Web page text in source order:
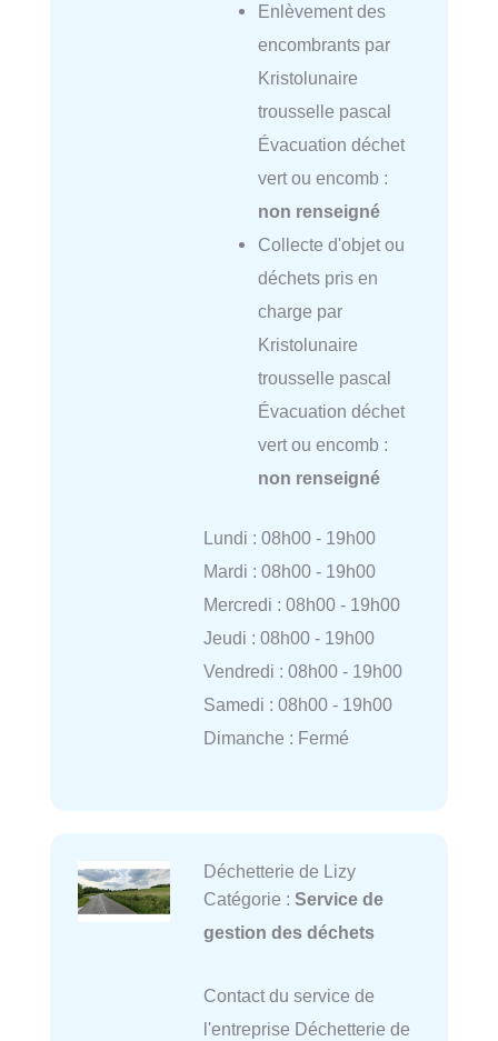
Enlèvement des
encombrants par
Kristolunaire
trousselle pascal
Évacuation déchet
vert ou encomb :
non renseigné
Collecte d'objet ou
déchets pris en
charge par
Kristolunaire
trousselle pascal
Évacuation déchet
vert ou encomb :
non renseigné
Lundi : 08h00 - 19h00
Mardi : 08h00 - 19h00
Mercredi : 08h00 - 19h00
Jeudi : 08h00 - 19h00
Vendredi : 08h00 - 19h00
Samedi : 08h00 - 19h00
Dimanche : Fermé
Déchetterie de Lizy
Catégorie : Service de
gestion des déchets
Contact du service de
l'entreprise Déchetterie de